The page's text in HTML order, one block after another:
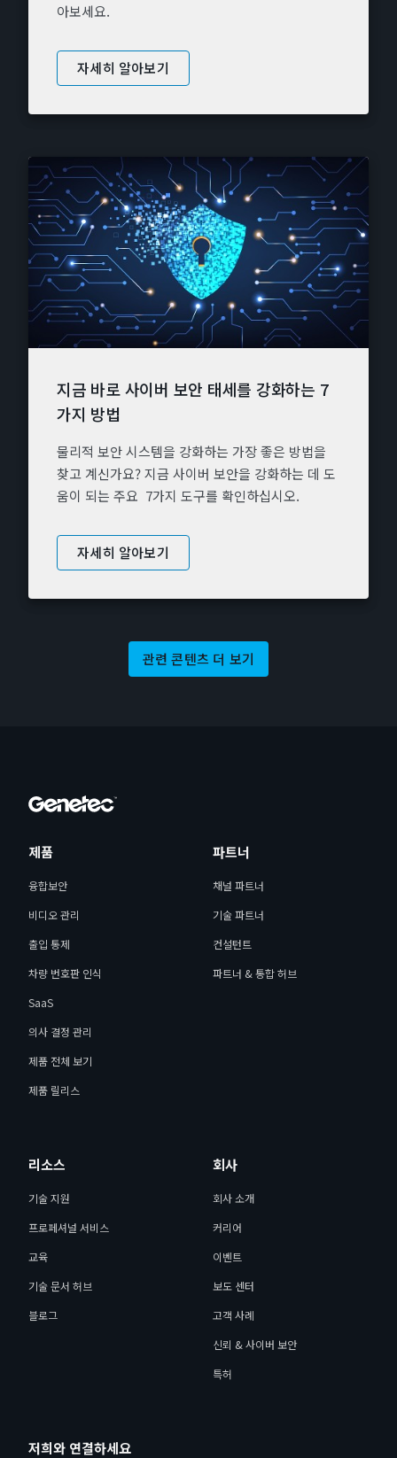
아보세요.
자세히 알아보기
지금 바로 사이버 보안 태세를 강화하는 7
가지 방법
물리적 보안 시스템을 강화하는 가장 좋은 방법을
찾고 계신가요? 지금 사이버 보안을 강화하는 데 도
움이 되는 주요 7가지 도구를 확인하십시오.
자세히 알아보기
관련 콘텐츠 더 보기
제품
융합보안
비디오 관리
출입 통제
차량 번호판 인식
SaaS
의사 결정 관리
제품 전체 보기
제품 릴리스
파트너
채널 파트너
기술 파트너
컨설턴트
파트너 & 통합 허브
리소스
기술 지원
프로페셔널 서비스
교육
기술 문서 허브
블로그
회사
회사 소개
커리어
이벤트
보도 센터
고객 사례
신뢰 & 사이버 보안
특허
저희와 연결하세요